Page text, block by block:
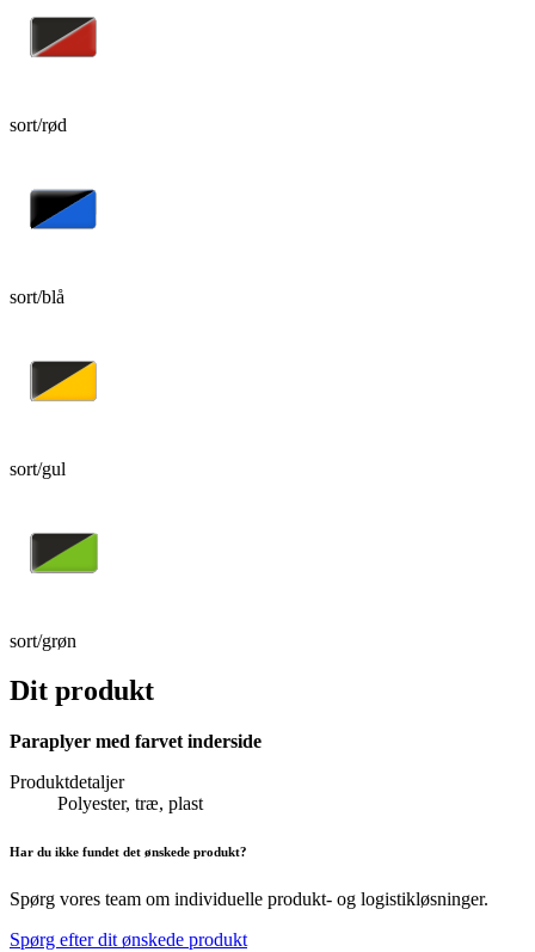
sort/rød
sort/blå
sort/gul
sort/grøn
Dit produkt
Paraplyer med farvet inderside
Produktdetaljer
Polyester, træ, plast
Har du ikke fundet det ønskede produkt?
Spørg vores team om individuelle produkt- og logistikløsninger.
Spørg efter dit ønskede produkt